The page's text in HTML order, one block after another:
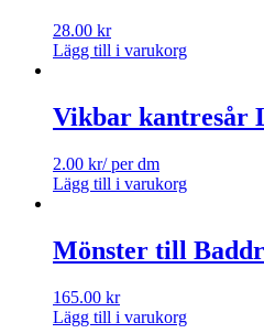
28.00 kr
Lägg till i varukorg
Vikbar kantresår
2.00 kr/ per dm
Lägg till i varukorg
Mönster till
165.00 kr
Lägg till i varukorg